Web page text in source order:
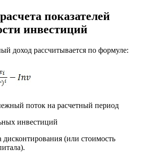
показателей
инвестиций
доход рассчитывается по формуле:
поток на расчетный период
инвестиций
дисконтирования (или стоимость